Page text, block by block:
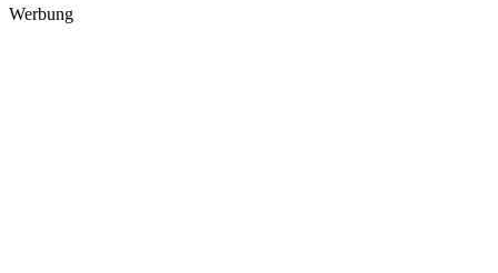
Werbung